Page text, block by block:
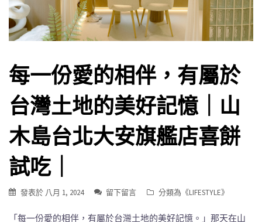
每一份愛的相伴，有屬於
台灣土地的美好記憶｜山
木島台北大安旗艦店喜餅
試吃｜
發表於 八月 1, 2024 留下留言 分類為《LIFESTYLE》
「每一份愛的相伴，有屬於台灣土地的美好記憶。」那天在山